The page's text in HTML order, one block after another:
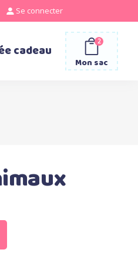
Se connecter
cadeau
Mon sac
2